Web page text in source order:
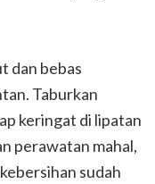
dan bebas
Taburkan
keringat di lipatan
perawatan mahal,
sudah